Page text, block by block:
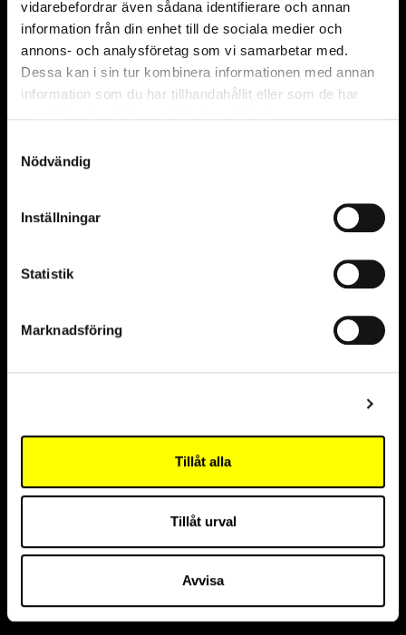
vidarebefordrar även sådana identifierare och annan
information från din enhet till de sociala medier och
annons- och analysföretag som vi samarbetar med.
Dessa kan i sin tur kombinera informationen med annan
information som du har tillhandahållit eller som de har
Nödvändig
Inställningar
Statistik
Marknadsföring
Tillåt alla
Tillåt urval
Avvisa
årskort?
Kan jag köpa biljetter på plats?
Vad ingår i entrébiljetten?
Partners och stiftare
Huvudpartner
Hållbarhetspartner
Innovationspartner